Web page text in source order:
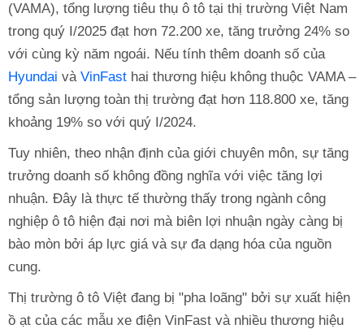
(VAMA), tổng lượng tiêu thụ ô tô tại thị trường Việt Nam
trong quý I/2025 đạt hơn 72.200 xe, tăng trưởng 24% so
với cùng kỳ năm ngoái. Nếu tính thêm doanh số của
Hyundai và VinFast hai thương hiệu không thuộc VAMA –
tổng sản lượng toàn thị trường đạt hơn 118.800 xe, tăng
khoảng 19% so với quý I/2024.
Tuy nhiên, theo nhận định của giới chuyên môn, sự tăng
trưởng doanh số không đồng nghĩa với việc tăng lợi
nhuận. Đây là thực tế thường thấy trong ngành công
nghiệp ô tô hiện đại nơi mà biên lợi nhuận ngày càng bị
bào mòn bởi áp lực giá và sự đa dạng hóa của nguồn
cung.
Thị trường ô tô Việt đang bị "pha loãng" bởi sự xuất hiện
ồ ạt của các mẫu xe điện VinFast và nhiều thương hiệu